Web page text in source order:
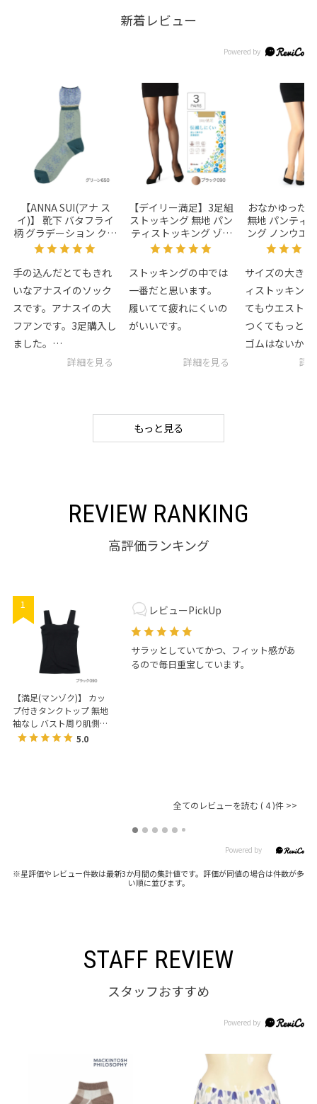
新着レビュー
【ANNA SUI(アナ ス
イ)】 靴下 バタフライ
柄 グラデーション クル
ー丈 日本製(3136-407)
詳細を見る
手の込んだとてもきれ
いなアナスイのソック
スです。アナスイの大
フアンです。3足購入し
ました。
次に、どんなソックス
【デイリー満足】3足組
ストッキング 無地 パン
ティストッキング ゾッ
キ ノンラン設計 ネーム
付き パンティ部メッシ
ュ編み(190-1331)
詳細を見る
ストッキングの中では
一番だと思います。
履いてて疲れにくいの
がいいです。
おなかゆった
無地 パンティ
ング ノンウエ
5足組
詳
サイズの大き
ィストッキン
てもウエスト
つくてもっと
ゴムはないか
いたらありま
もっと見る
REVIEW RANKING
高評価ランキング
1
【満足(マンゾク)】 カッ
プ付きタンクトップ 無地
袖なし バスト周り肌側メ
ッシュ 谷間チラ見え防止
5.0
レビューPickUp
サラッとしていてかつ、フィット感があ
るので毎日重宝しています。
全てのレビューを読む 4
※星評価やレビュー件数は最新3か月間の集計値です。評価が同値の場合は件数が多
い順に並びます。
STAFF REVIEW
スタッフおすすめ